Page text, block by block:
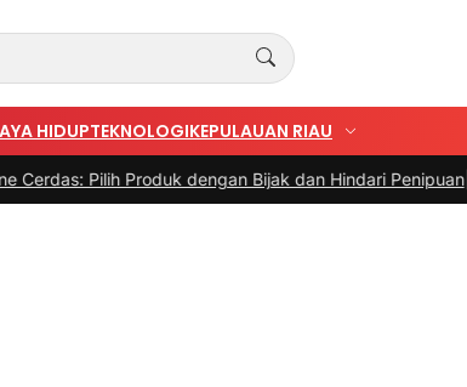
HIDUPTEKNOLOGIKEPULAUAN RIAU
dengan Bijak dan Hindari Penipuan |#4 -Tips